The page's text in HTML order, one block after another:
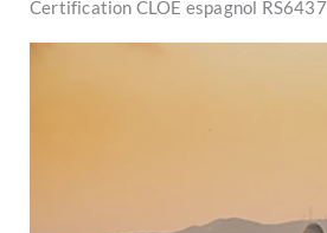
Certification CLOE espagnol RS6437